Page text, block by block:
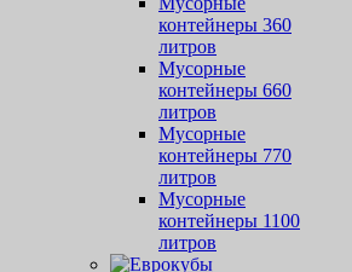
контейнеры 360
литров
Мусорные
контейнеры 660
литров
Мусорные
контейнеры 770
литров
Мусорные
контейнеры 1100
литров